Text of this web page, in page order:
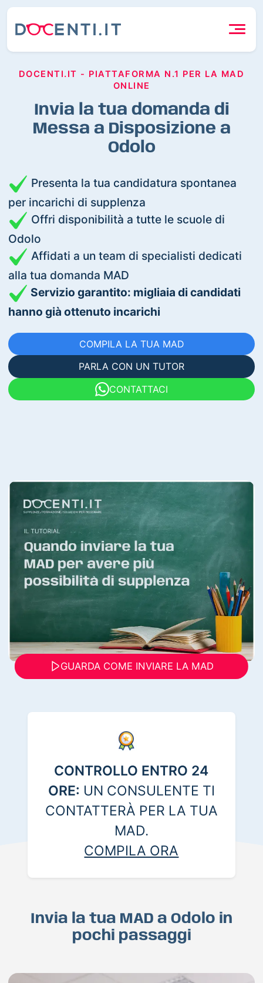
DOCENTI.IT - PIATTAFORMA N.1 PER LA MAD
ONLINE
Invia la tua domanda di
Messa a Disposizione a
Odolo
Presenta la tua candidatura spontanea
per incarichi di supplenza
Offri disponibilità a tutte le scuole di
Odolo
Affidati a un team di specialisti dedicati
alla tua domanda MAD
Servizio garantito: migliaia di candidati
hanno già ottenuto incarichi
COMPILA LA TUA MAD
PARLA CON UN TUTOR
CONTATTACI
GUARDA COME INVIARE LA MAD
CONTROLLO ENTRO 24
ORE: UN CONSULENTE TI
CONTATTERÀ PER LA TUA
MAD.
COMPILA ORA
Invia la tua MAD a Odolo in
pochi passaggi